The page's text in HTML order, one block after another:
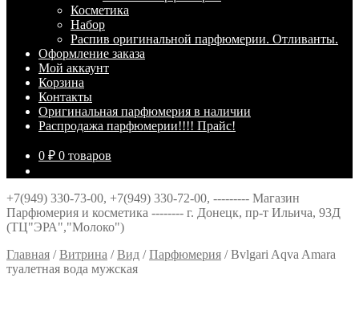
Косметика
Набор
Распив оригинальной парфюмерии. Отливанты.
Оформление заказа
Мой аккаунт
Корзина
Контакты
Оригинальная парфюмерия в наличии
Распродажа парфюмерии!!!! Прайс!
0 ₽ 0 товаров
+7(949) 330-73-00, +7(949) 330-72-00, --------- Магазин
Парфюмерия и косметика -------- г. Донецк, пр-т Ильича, 93Д
(ТЦ"ЭРА","Молоко")
Главная /Витрина /Вид /Парфюмерия /Bvlgari Aqva Amara
туалетная вода мужская